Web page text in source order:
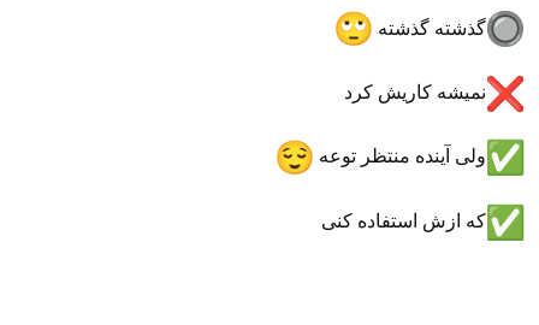
گذشته گذشته
نمیشه کاریش کرد
ولی آینده منتظر توعه
که ازش استفاده کنی